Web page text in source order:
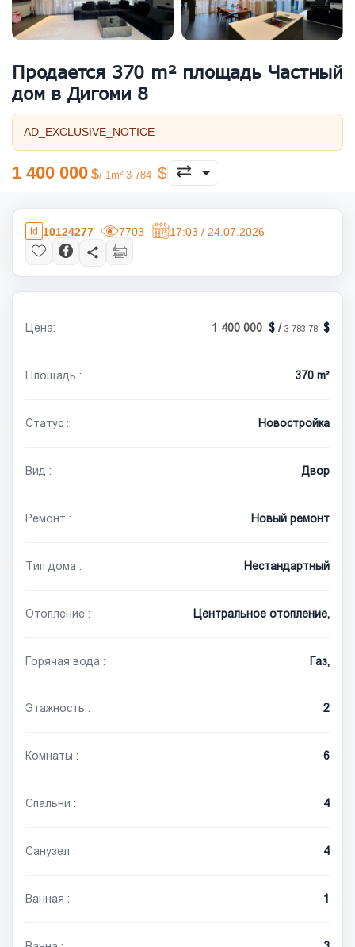
Продается 370 m² площадь Частный
дом в Дигоми 8
AD_EXCLUSIVE_NOTICE
1 400 000 / 1m² 3 784
10124277 7703 17:03 / 24.07.2026
Цена: 1 400 000 / 3 783.78
Площадь : 370 m²
Статус : Новостройка
Вид : Двор
Ремонт : Новый ремонт
Тип дома : Нестандартный
Отопление : Центральное отопление,
Горячая вода : Газ,
Этажность : 2
Комнаты : 6
Спальни : 4
Санузел : 4
Ванная : 1